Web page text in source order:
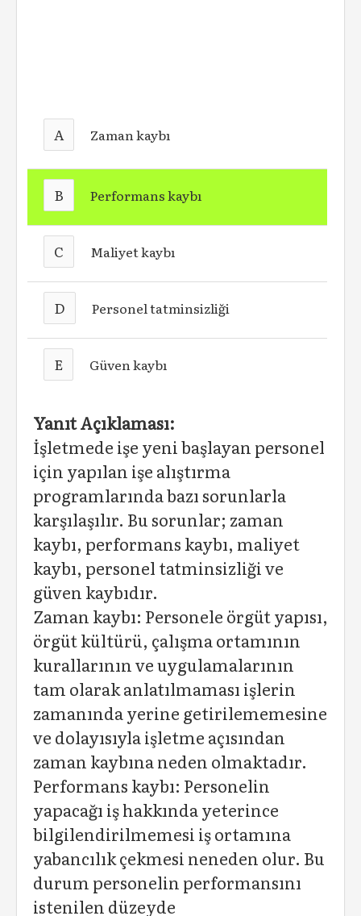
A Zaman kaybı
B Performans kaybı
C Maliyet kaybı
D Personel tatminsizliği
E Güven kaybı
Yanıt Açıklaması:
İşletmede işe yeni başlayan personel
için yapılan işe alıştırma
programlarında bazı sorunlarla
karşılaşılır. Bu sorunlar; zaman
kaybı, performans kaybı, maliyet
kaybı, personel tatminsizliği ve
güven kaybıdır.
Zaman kaybı: Personele örgüt yapısı,
örgüt kültürü, çalışma ortamının
kurallarının ve uygulamalarının
tam olarak anlatılmaması işlerin
zamanında yerine getirilememesine
ve dolayısıyla işletme açısından
zaman kaybına neden olmaktadır.
Performans kaybı: Personelin
yapacağı iş hakkında yeterince
bilgilendirilmemesi iş ortamına
yabancılık çekmesi neneden olur. Bu
durum personelin performansını
istenilen düzeyde